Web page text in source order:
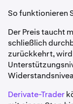
So funktionieren
Der Preis taucht
schließlich
zurückkehrt, wird
Derivate-Trader